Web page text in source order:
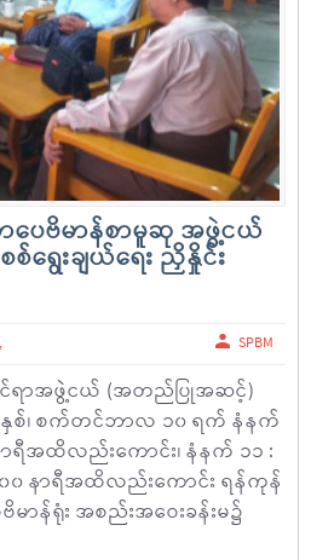
ပေဗိမာန်စာမူဆု အဖွဲ့ငယ်
ေးချယ်ရေး ညှိနှိုင်း
, SPBM
ာအဖွဲ့ငယ် (အတည်ပြုအဆင့်)
နှစ်၊ စက်တင်ဘာလ ၁၀ ရက် နံနက်
ာရီအထိလည်းကောင်း၊ နံနက် ၁၁ :
၀၀ နာရီအထိလည်းကောင်း ရန်ကုန်
ာန်ရုံး အစည်းအဝေးခန်းမ၌